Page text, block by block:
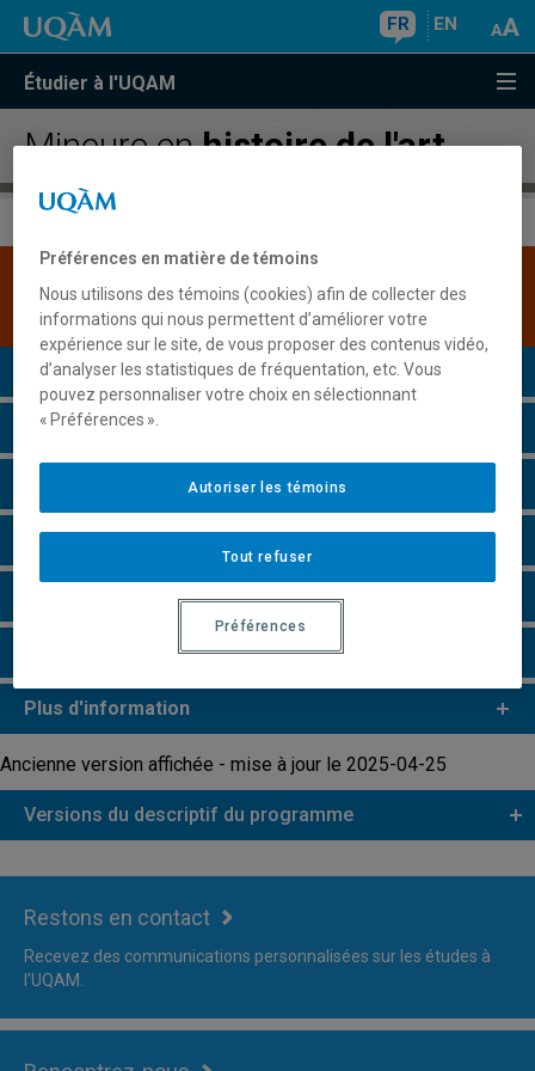
FR EN
Étudier à l'UQAM
Mineure enhistoire de l'art
Une version plus récente de ce programme est
disponible.
Cliquez ici pour la consulter
Présentation du programme
Conditions d'admission
Cours à suivre et horaires
Particularités
Remarques et règlements
Faire une demande d'admission
Plus d'information
Ancienne version affichée - mise à jour le 2025-04-25
Versions du descriptif du programme
Restons en contact
Recevez des communications personnalisées sur les études à
l'UQAM.
Préférences en matière de témoins
Nous utilisons des témoins (cookies) afin de collecter des
informations qui nous permettent d’améliorer votre
expérience sur le site, de vous proposer des contenus vidéo,
d’analyser les statistiques de fréquentation, etc. Vous
pouvez personnaliser votre choix en sélectionnant
« Préférences ».
Tout refuser
Autoriser les témoins
Préférences